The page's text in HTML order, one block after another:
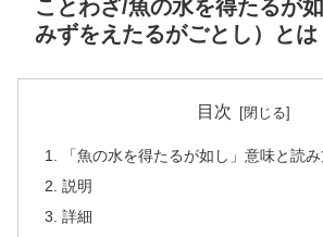
ことわざ/魚の水を得たるが
みずをえたるがごとし）とは
目次
「魚の水を得たるが如し」意味と読
説明
詳細